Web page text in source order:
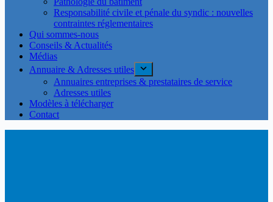
Responsabilité civile et pénale du syndic : nouvelles
contraintes réglementaires
Qui sommes-nous
Conseils & Actualités
Médias
Annuaire & Adresses utiles
Annuaires entreprises & prestataires de service
Adresses utiles
Modèles à télécharger
Contact